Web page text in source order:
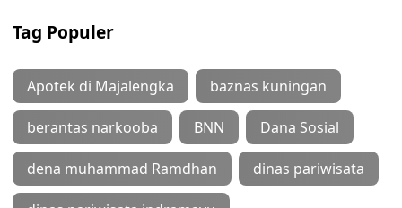
Tag Populer
Apotek di Majalengka baznas kuningan
berantas narkooba BNN Dana Sosial
dena muhammad Ramdhan dinas pariwisata